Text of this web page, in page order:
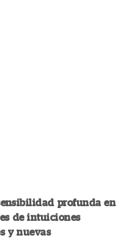
profunda en
de intuiciones
y nuevas